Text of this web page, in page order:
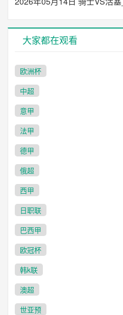
大家都在观看
欧洲杯
中超
意甲
法甲
德甲
俄超
西甲
日职联
巴西甲
欧冠杯
韩k联
澳超
世亚预